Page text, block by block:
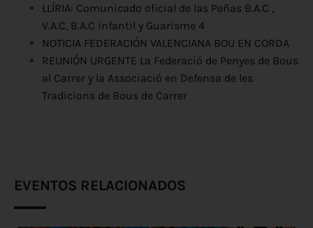
LLÍRIA: Comunicado oficial de las Peñas B.A.C ,
V.A.C, B.A.C infantil y Guarisme 4
NOTICIA FEDERACIÓN VALENCIANA BOU EN CORDA
REUNIÓN URGENTE La Federació de Penyes de Bous
al Carrer y la Associació en Defensa de les
Tradicions de Bous de Carrer
EVENTOS RELACIONADOS